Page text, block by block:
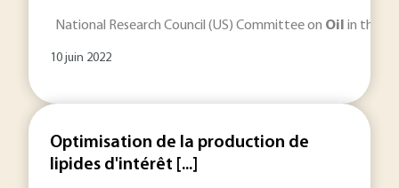
National Research Council (US) Committee on Oil in the
10 juin 2022
Optimisation de la production de
lipides d'intérêt [...]